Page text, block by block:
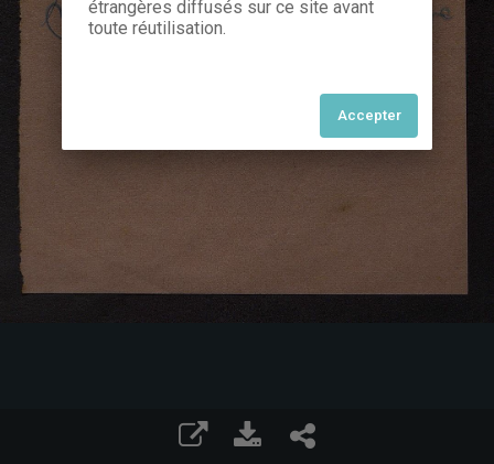
étrangères diffusés sur ce site avant
toute réutilisation.